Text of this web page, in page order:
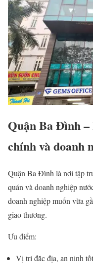
Quận Ba Đình
chính và doanh
Quận Ba Đình là nơi tập
quán và doanh nghiệp
doanh nghiệp muốn vừa
giao thương.
Ưu điểm:
Vị trí đắc địa, an ninh